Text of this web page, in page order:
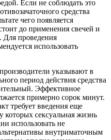
Если не соблюдать это
средства
чего появляется
до применения свечей и
Для проведения
использовать
указывают в
период действия средства
Эффективное
примерно сорок минут.
требует введения еще
сексуальная жизнь
использовать не
внутриматочным